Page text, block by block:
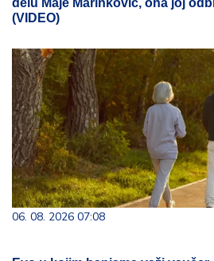
delu Maje Marinković, ona joj
(VIDEO)
06. 08. 2026 07:08